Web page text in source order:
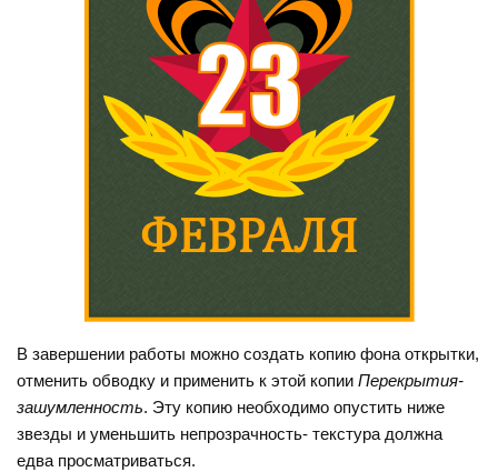
В завершении работы можно создать копию фона открытки,
отменить обводку и применить к этой копииПерекрытия-
зашумленность. Эту копию необходимо опустить ниже
звезды и уменьшить непрозрачность- текстура должна
едва просматриваться.